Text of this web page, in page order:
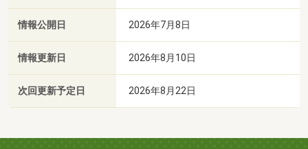
情報公開日 2026年7月8日
情報更新日 2026年8月10日
次回更新予定日 2026年8月22日